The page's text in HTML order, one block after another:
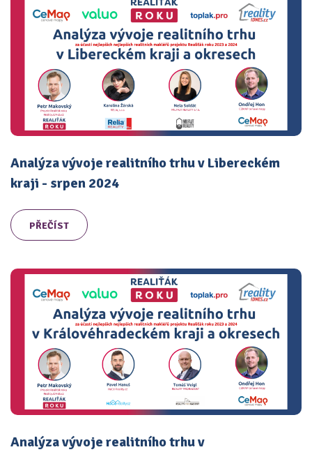
Analýza vývoje realitního trhu v Libereckém
kraji - srpen 2024
PŘEČÍST
Analýza vývoje realitního trhu v